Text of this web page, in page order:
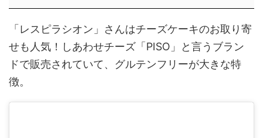
「レスピラシオン」さんはチーズケーキのお取り寄
せも人気！しあわせチーズ「PISO」と言うブラン
ドで販売されていて、グルテンフリーが大きな特
徴。